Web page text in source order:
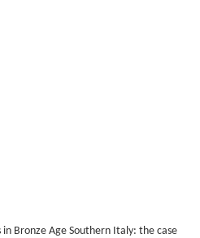
Bronze Age Southern Italy: the case